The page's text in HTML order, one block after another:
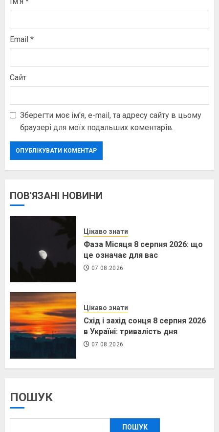
Email *
Сайт
Зберегти моє ім'я, e-mail, та адресу сайту в цьому
браузері для моїх подальших коментарів.
ПОВ'ЯЗАНІ НОВИНИ
Цікаво знати
Фаза Місяця 8 серпня 2026: що
це означає для вас
07.08.2026
Цікаво знати
Схід і захід сонця 8 серпня 2026
в Україні: тривалість дня
07.08.2026
ПОШУК
ПОШУК